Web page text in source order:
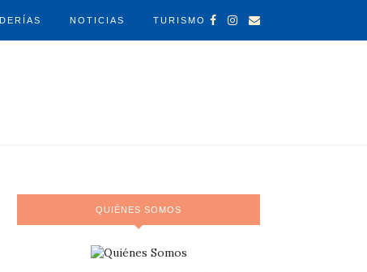
NOTICIAS TURISMO
QUIÉNES SOMOS